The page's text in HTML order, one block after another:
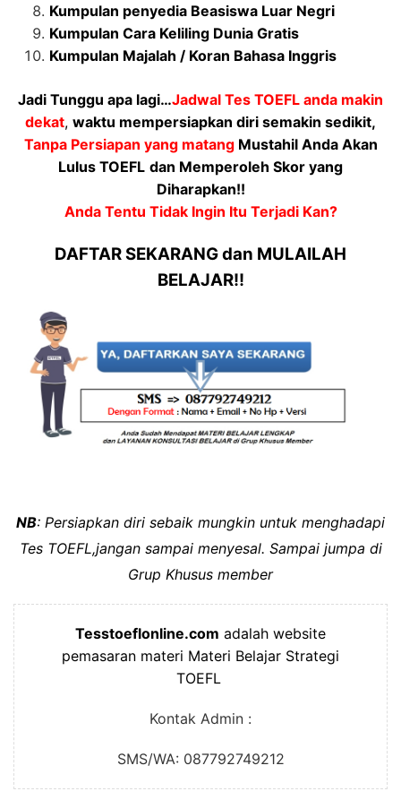
Kumpulan penyedia Beasiswa Luar Negri
Kumpulan Cara Keliling Dunia Gratis
Kumpulan Majalah / Koran Bahasa Inggris
Jadi Tunggu apa lagi…Jadwal Tes TOEFL anda makin
dekat, waktu mempersiapkan diri semakin sedikit,
Tanpa Persiapan yang matangMustahil Anda Akan
Lulus TOEFL dan Memperoleh Skor yang
Diharapkan!!
Anda Tentu Tidak Ingin Itu Terjadi Kan?
DAFTAR SEKARANG dan MULAILAH
BELAJAR!!
NB: Persiapkan diri sebaik mungkin untuk menghadapi
Tes TOEFL,jangan sampai menyesal. Sampai jumpa di
Grup Khusus member
Tesstoeflonline.com adalah website
pemasaran materi Materi Belajar Strategi
TOEFL
Kontak Admin :
SMS/WA: 087792749212